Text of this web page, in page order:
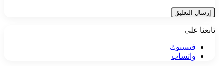
تابعنا علي
فيسبوك
واتساب